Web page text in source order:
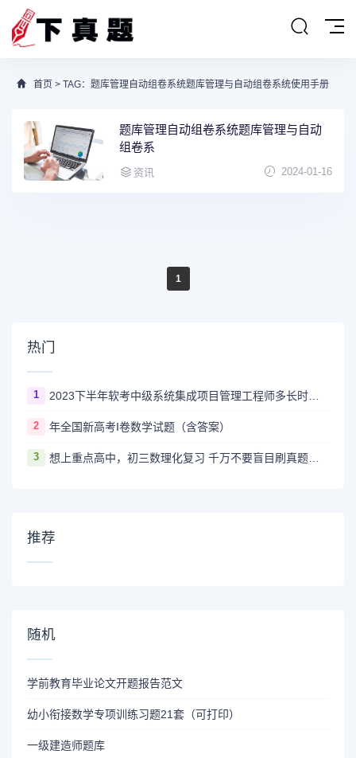
首页 > TAG：题库管理自动组卷系统题库管理与自动组卷系统使用手册
题库管理自动组卷系统题库管理与自动
组卷系
资讯 2024-01-16
1
热门
1 2023下半年软考中级系统集成项目管理工程师多长时间出成绩
2 年全国新高考I卷数学试题（含答案）
3 想上重点高中，初三数理化复习 千万不要盲目刷真题卷和模拟卷！
推荐
随机
学前教育毕业论文开题报告范文
幼小衔接数学专项训练习题21套（可打印）
一级建造师题库